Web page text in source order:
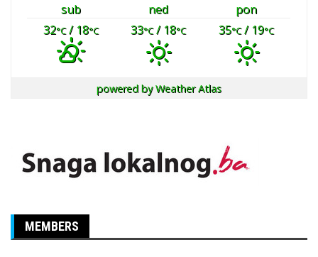
sub ned
pon
32°C/ 18°C 33°C/ 18°C 35°C/ 19°C
powered byWeather Atlas
MEMBERS